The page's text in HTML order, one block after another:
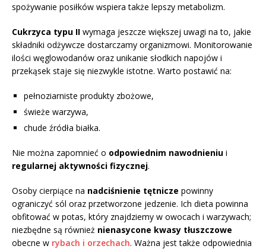
spożywanie posiłków wspiera także lepszy metabolizm.
Cukrzyca typu II wymaga jeszcze większej uwagi na to, jakie
składniki odżywcze dostarczamy organizmowi. Monitorowanie
ilości węglowodanów oraz unikanie słodkich napojów i
przekąsek staje się niezwykle istotne. Warto postawić na:
pełnoziarniste produkty zbożowe,
świeże warzywa,
chude źródła białka.
Nie można zapomnieć o odpowiednim nawodnieniu i
regularnej aktywności fizycznej.
Osoby cierpiące na nadciśnienie tętnicze powinny
ograniczyć sól oraz przetworzone jedzenie. Ich dieta powinna
obfitować w potas, który znajdziemy w owocach i warzywach;
niezbędne są również nienasycone kwasy tłuszczowe
obecne w rybach i orzechach. Ważna jest także odpowiednia